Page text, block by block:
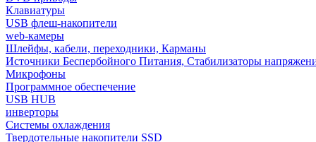
Клавиатуры
USB флеш-накопители
web-камеры
Шлейфы, кабели, переходники, Карманы
Источники Беспербойного Питания, Стабилизаторы
Микрофоны
Программное обеспечение
USB HUB
инверторы
Системы охлаждения
Твердотельные накопители SSD